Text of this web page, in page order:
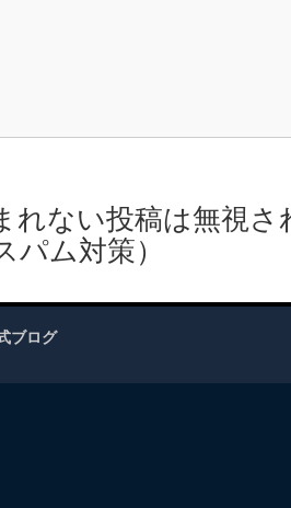
れない投稿は無視
パム対策）
ブログ